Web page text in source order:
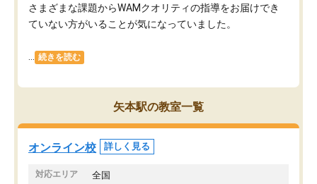
さまざまな課題からWAMクオリティの指導をお届けでき
ていない方がいることが気になっていました。
続きを読む
矢本駅の教室一覧
オンライン校 詳しく見る
対応エリア 全国